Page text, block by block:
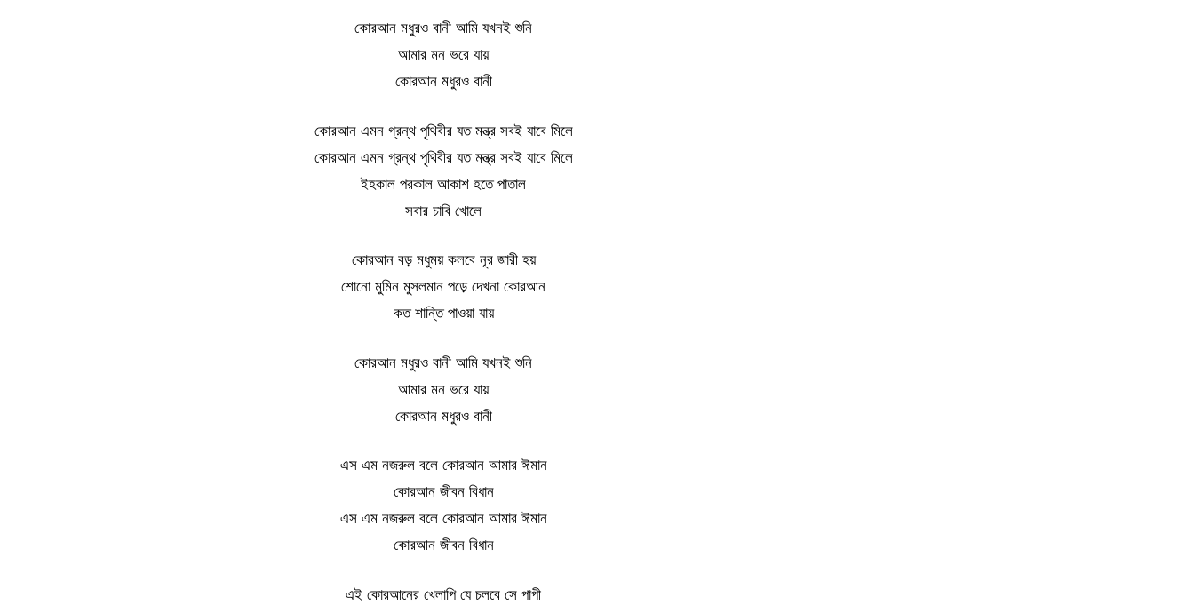
কোরআন মধুরও বানী আমি যখনই শুনি
আমার মন ভরে যায়
কোরআন মধুরও বানী
কোরআন এমন গ্রন্থ পৃথিবীর যত মন্ত্র সবই যাবে মিলে
কোরআন এমন গ্রন্থ পৃথিবীর যত মন্ত্র সবই যাবে মিলে
ইহকাল পরকাল আকাশ হতে পাতাল
সবার চাবি খোলে
কোরআন বড় মধুময় কলবে নূর জারী হয়
শোনো মুমিন মুসলমান পড়ে দেখনা কোরআন
কত শান্তি পাওয়া যায়
কোরআন মধুরও বানী আমি যখনই শুনি
আমার মন ভরে যায়
কোরআন মধুরও বানী
এস এম নজরুল বলে কোরআন আমার ঈমান
কোরআন জীবন বিধান
এস এম নজরুল বলে কোরআন আমার ঈমান
কোরআন জীবন বিধান
এই কোরআনের খেলাপি যে চলবে সে পাপী